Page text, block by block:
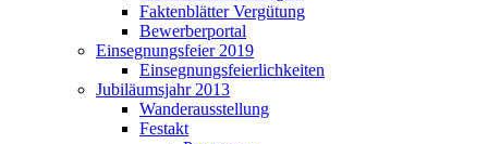
Faktenblätter Vergütung
Bewerberportal
Einsegnungsfeier 2019
Einsegnungsfeierlichkeiten
Jubiläumsjahr 2013
Wanderausstellung
Festakt